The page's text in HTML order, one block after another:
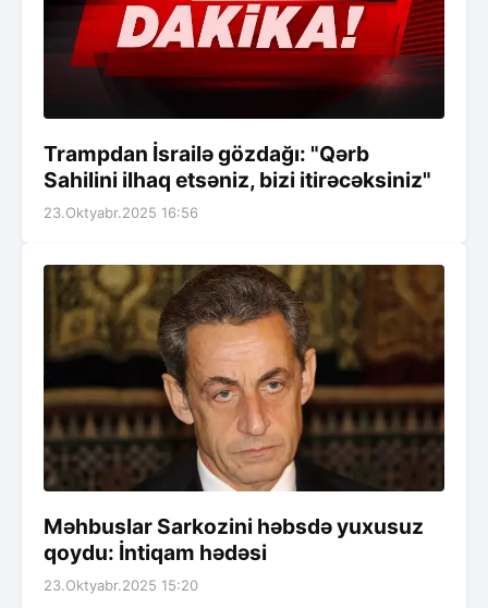
Trampdan İsrailə gözdağı: "Qərb
Sahilini ilhaq etsəniz, bizi itirəcəksiniz"
23.Oktyabr.2025 16:56
Məhbuslar Sarkozini həbsdə yuxusuz
qoydu: İntiqam hədəsi
23.Oktyabr.2025 15:20